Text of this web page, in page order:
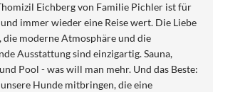
Eichberg von Familie Pichler ist für
immer wieder eine Reise wert. Die Liebe
die moderne Atmosphäre und die
Ausstattung sind einzigartig. Sauna,
Pool - was will man mehr. Und das Beste:
Hunde mitbringen, die eine